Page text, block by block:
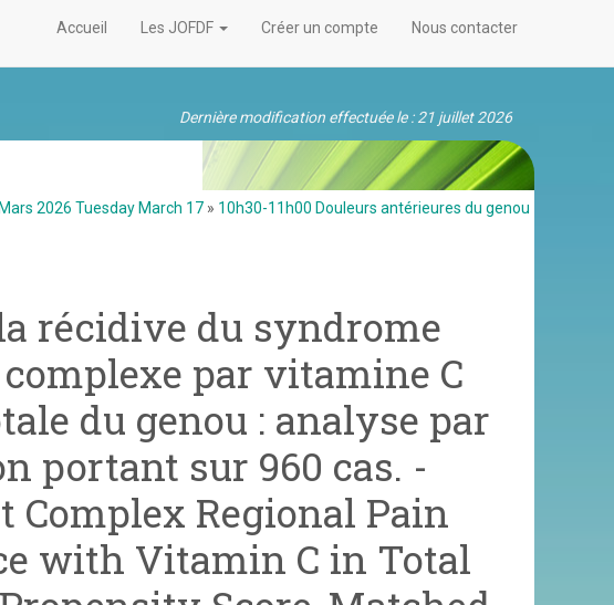
Dernière modification effectuée le : 21 juillet 2026
Accueil Les JOFDF Créer un compte Nous contacter
2026 Tuesday March 17 » 10h30-11h00 Douleurs antérieures du genou
récidive du syndrome
par vitamine C
du genou : analyse par
portant sur 960 cas. -
Regional Pain
with Vitamin C in Total